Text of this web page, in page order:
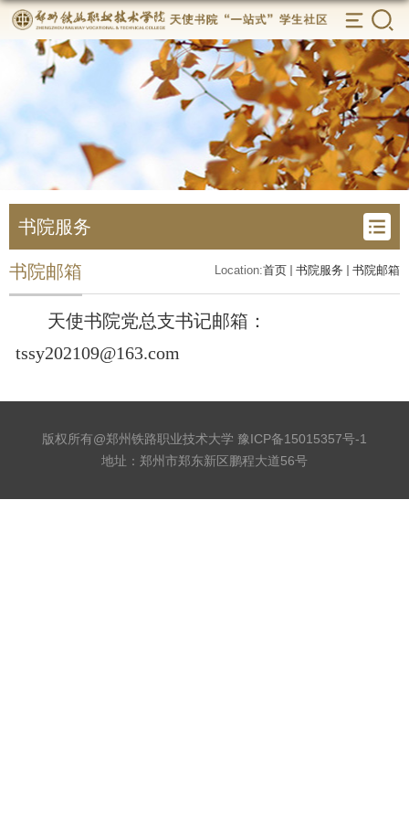
书院服务
Location:首页 书院服务 书院邮箱
书院邮箱
天使书院党总支书记邮箱：
tssy202109@163.com
版权所有@郑州铁路职业技术大学 豫ICP备15015357号-1
地址：郑州市郑东新区鹏程大道56号